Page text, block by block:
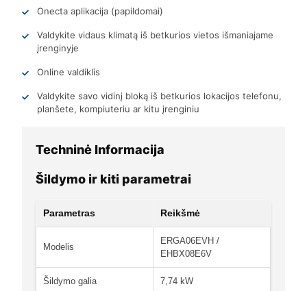
Onecta aplikacija (papildomai)
Valdykite vidaus klimatą iš betkurios vietos išmaniajame
įrenginyje
Online valdiklis
Valdykite savo vidinį bloką iš betkurios lokacijos telefonu,
planšete, kompiuteriu ar kitu įrenginiu
Techninė Informacija
Šildymo ir kiti parametrai
Parametras Reikšmė
Modelis
ERGA06EVH /
EHBX08E6V
Šildymo galia 7,74 kW